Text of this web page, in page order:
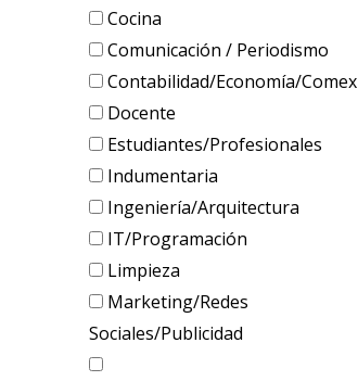
Cocina
Comunicación / Periodismo
Contabilidad/Economía/Comex
Docente
Estudiantes/Profesionales
Indumentaria
Ingeniería/Arquitectura
IT/Programación
Limpieza
Marketing/Redes
Sociales/Publicidad